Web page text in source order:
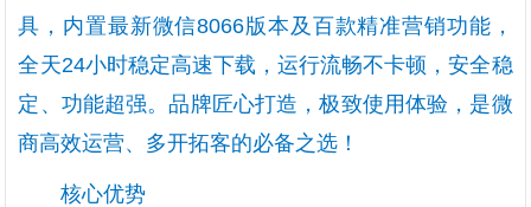
具，内置最新微信8066版本及百款精准营销功能，
全天24小时稳定高速下载，运行流畅不卡顿，安全稳
定、功能超强。品牌匠心打造，极致使用体验，是微
商高效运营、多开拓客的必备之选！
核心优势